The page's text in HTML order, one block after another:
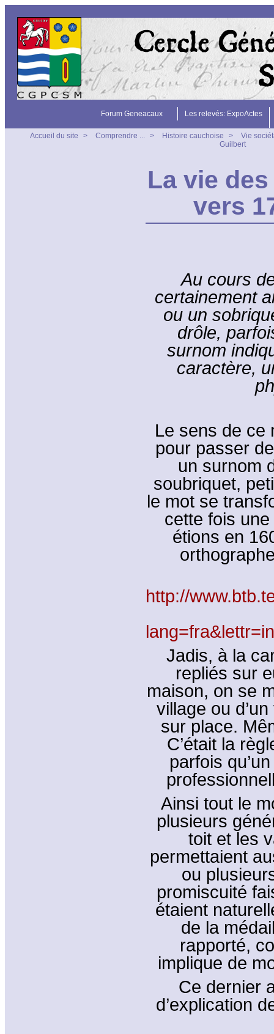
Forum Geneacaux Les relevés: ExpoActes
Accueil du site > Comprendre ... > Histoire cauchoise >
Vie
Guilbert
La vie
vers
Au cours
certainement
ou un
drôle,
surnom
caractère,
Le sens de ce
pour passer
un surnom
soubriquet,
le mot se
cette fois
étions en
http://
Jadis, à la
repliés sur
maison, on se
village ou
sur place.
C’était la
parfois
Ainsi tout le
plusieurs
toit et les
permettaient
ou
promiscuité
étaient
de la
rapporté,
implique de
Ce dernier
d’explication